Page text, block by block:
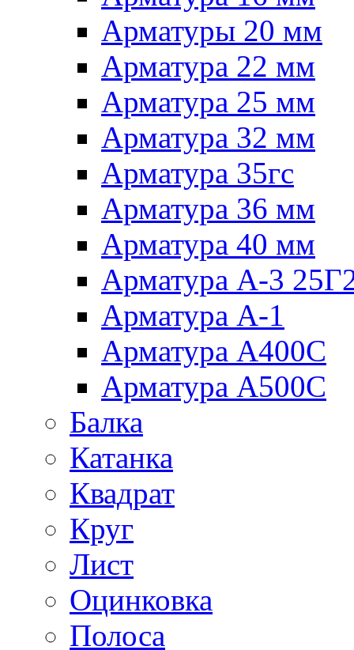
Арматуры 20 мм
Арматура 22 мм
Арматура 25 мм
Арматура 32 мм
Арматура 35гс
Арматура 36 мм
Арматура 40 мм
Арматура А-3
Арматура А-1
Арматура А400С
Арматура А500С
Балка
Катанка
Квадрат
Круг
Лист
Оцинковка
Полоса